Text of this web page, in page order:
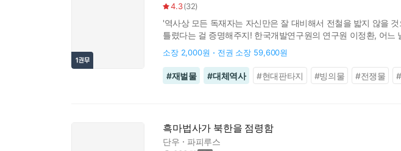
4.3(32)
'역사상 모든 독재자는 자신만은 잘 대비해서 전철을 밟지 않을
틀렸다는 걸 증명해주지! 한국개발연구원의 연구원 이정환, 어
이세계도 아니고, 왜 하필 북한이냐고!
소장 2,000원 전권 소장 59,600원
#재벌물 #대체역사 #현대판타지 #빙의물 #전쟁물
흑마법사가 북한을 점령함
단우
파피루스